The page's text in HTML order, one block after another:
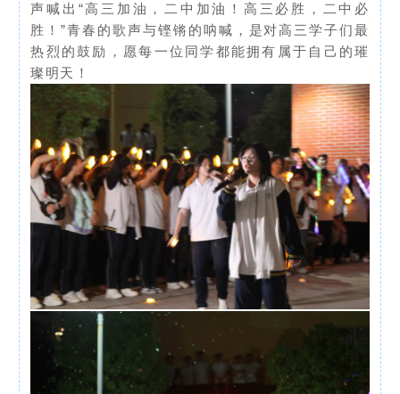
声喊出“高三加油，二中加油！高三必胜，二中必
胜！”青春的歌声与铿锵的呐喊，是对高三学子们最
热烈的鼓励，愿每一位同学都能拥有属于自己的璀
璨明天！